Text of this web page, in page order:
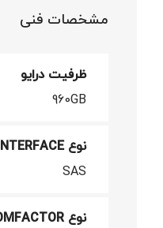
مشخصات فنی
ظرفیت درایو
960GB
نوع INTERFACE
SAS
نوع FROMFACTOR درایو سرور